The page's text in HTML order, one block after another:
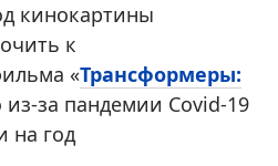
кинокартины
к
«Трансформеры:
из-за пандемии Covid-19
на год